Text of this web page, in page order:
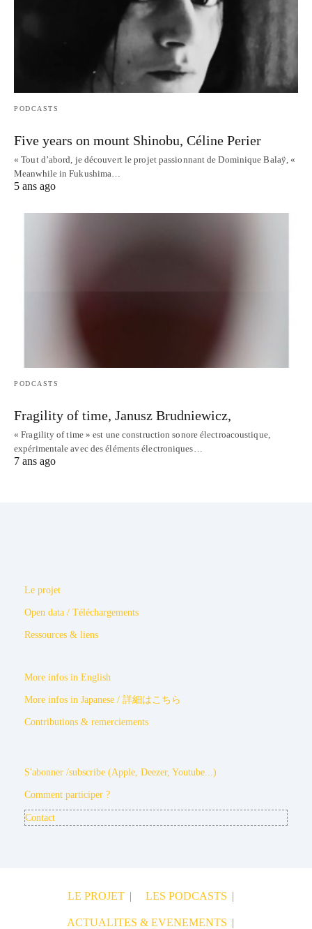
PODCASTS
Five years on mount Shinobu, Céline Perier
« Tout d’abord, je découvert le projet passionnant de Dominique Balaÿ, «
Meanwhile in Fukushima…
5 ans ago
PODCASTS
Fragility of time, Janusz Brudniewicz,
« Fragility of time » est une construction sonore électroacoustique,
expérimentale avec des éléments électroniques…
7 ans ago
Le projet
Open data / Téléchargements
Ressources & liens
More infos in English
More infos in Japanese / 詳細はこちら
Contributions & remerciements
S'abonner /subscribe (Apple, Deezer, Youtube...)
Comment participer ?
Contact
LE PROJET LES PODCASTS
ACTUALITES & EVENEMENTS